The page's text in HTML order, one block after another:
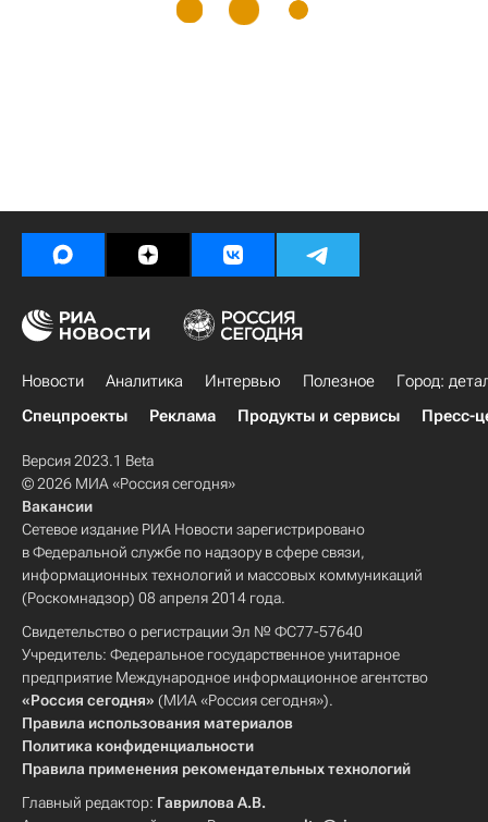
Новости Аналитика Интервью Полезное
Город:
Спецпроекты
Реклама Продукты и сервисы Пресс-
Версия 2023.1 Beta
© 2026 МИА «Россия сегодня»
Вакансии
Сетевое издание РИА Новости зарегистрировано
в Федеральной службе по надзору в сфере связи,
информационных технологий и массовых коммуникаций
(Роскомнадзор) 08 апреля 2014 года.
Свидетельство о регистрации Эл № ФС77-57640
Учредитель: Федеральное государственное унитарное
предприятие Международное информационное агентство
«Россия сегодня» (МИА «Россия сегодня»).
Правила использования материалов
Политика конфиденциальности
Правила применения рекомендательных технологий
Главный редактор: Гаврилова А.В.